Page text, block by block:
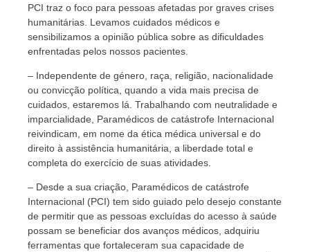
PCI traz o foco para pessoas afetadas por graves crises
humanitárias. Levamos cuidados médicos e
sensibilizamos a opinião pública sobre as dificuldades
enfrentadas pelos nossos pacientes.
– Independente de género, raça, religião, nacionalidade
ou convicção política, quando a vida mais precisa de
cuidados, estaremos lá. Trabalhando com neutralidade e
imparcialidade, Paramédicos de catástrofe Internacional
reivindicam, em nome da ética médica universal e do
direito à assistência humanitária, a liberdade total e
completa do exercício de suas atividades.
– Desde a sua criação, Paramédicos de catástrofe
Internacional (PCI) tem sido guiado pelo desejo constante
de permitir que as pessoas excluídas do acesso à saúde
possam se beneficiar dos avanços médicos, adquiriu
ferramentas que fortaleceram sua capacidade de